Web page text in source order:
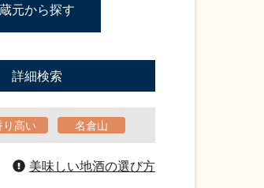
蔵元から探す
詳細検索
り高い 名倉山
美味しい地酒の選び方